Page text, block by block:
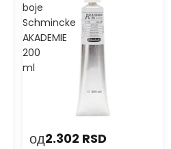
boje
Schmincke
AKADEMIE
200
ml
од2.302 RSD